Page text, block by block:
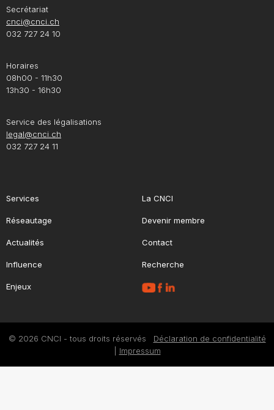
Secrétariat
cnci@cnci.ch
032 727 24 10
Horaires
08h00 - 11h30
13h30 - 16h30
Service des légalisations
legal@cnci.ch
032 727 24 11
Services
Réseautage
Actualités
Influence
Enjeux
La CNCI
Devenir membre
Contact
Recherche
© 2026 CNCI - tous droits réservés Déclaration de confidentialité
Impressum